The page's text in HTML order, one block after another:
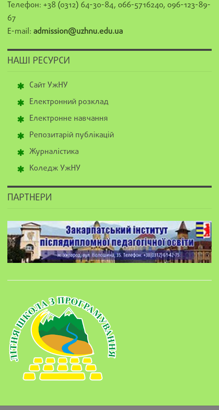
Телефон: +38 (0312) 64-30-84, 066-5716240, 096-123-89-
67
E-mail: admission@uzhnu.edu.ua
НАШІ РЕСУРСИ
Сайт УжНУ
Електронний розклад
Електронне навчання
Репозитарій публікацій
Журналістика
Коледж УжНУ
ПАРТНЕРИ